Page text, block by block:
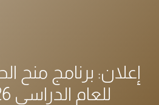
إعلان: برنامج منح
للعام الدراسي 2025/2026